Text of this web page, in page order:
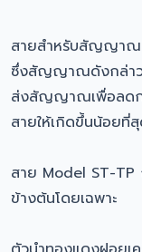
สายสำหรับสัญญา
ซึ่งสัญญาณดังกล่าว
ส่งสัญญาณเพื่อลดก
สายให้เกิดขึ้นน้อยที่
สาย Model ST-
ข้างต้นโดยเฉพาะ